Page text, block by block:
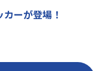
ーが登場！